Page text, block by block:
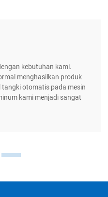
kebutuhan kami.
menghasilkan produk
tangki otomatis pada mesin
kami menjadi sangat